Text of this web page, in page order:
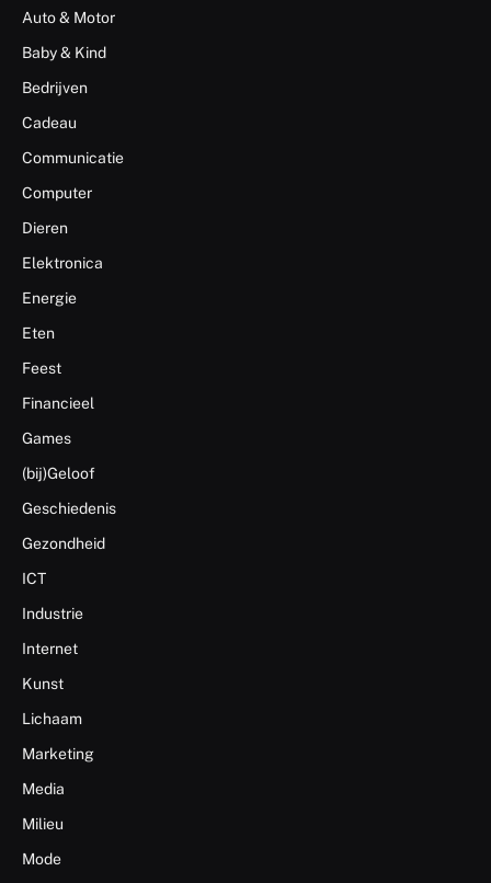
Auto & Motor
Baby & Kind
Bedrijven
Cadeau
Communicatie
Computer
Dieren
Elektronica
Energie
Eten
Feest
Financieel
Games
(bij)Geloof
Geschiedenis
Gezondheid
ICT
Industrie
Internet
Kunst
Lichaam
Marketing
Media
Milieu
Mode